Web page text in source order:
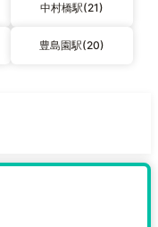
中村橋駅(21)
豊島園駅(20)